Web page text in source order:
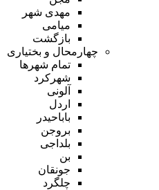
مهدی شهر
میامی
بازگشت
چهارمحال و بختیاری
تمام شهر‌ها
شهرکرد
آلونی
اردل
باباحیدر
بروجن
بلداجی
بن
جونقان
چلگرد